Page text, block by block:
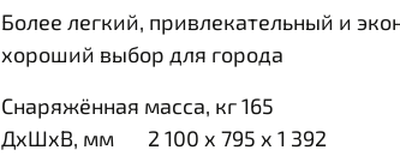
Более легкий, привлекательный и
хороший выбор для города
Снаряжённая масса, кг 165
ДхШхВ, мм 2 100 x 795 x 1 392